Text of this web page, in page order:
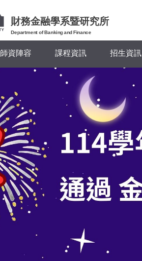
財務金融學系暨研究所
Department of Banking and Finance
師資陣容 課程資訊 招生資訊